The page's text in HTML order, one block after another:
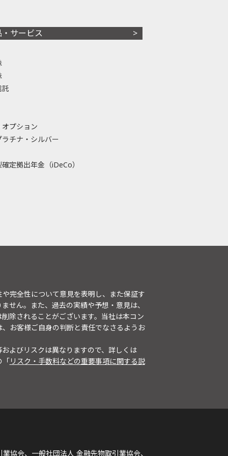
・サービス
託
プション
ラチナ・シルバー
定拠出年金（iDeCo）
完全性について意見を表明し、また保証す
せん。また、過去の実績や予想・意見は、
除されることがございます。当社は本コン
お客様ご自身の判断と責任でなさるようお
よびリスクは異なりますので、詳しくは
「リスク・手数料などの重要事項に関する説
協会、一般社団法人 金融先物取引業協会、